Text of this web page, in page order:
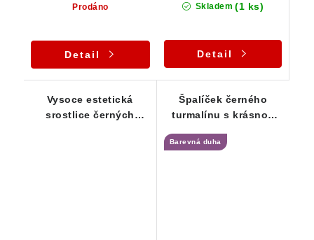
Prodáno
Detail
Skladem (1 ks)
Detail
Vysoce estetická
srostlice černých
Špalíček černého
turmalínu s krásnou
duhou - 9 g
Barevná duha